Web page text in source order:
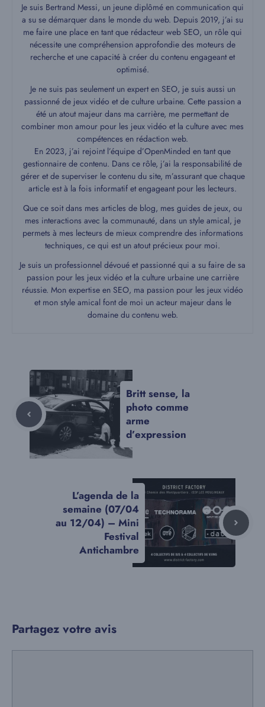
Je suis Bertrand Messi, un jeune diplômé en communication qui
a su se démarquer dans le monde du web. Depuis 2019, j’ai su
me faire une place en tant que rédacteur web SEO, un rôle qui
nécessite une compréhension approfondie des moteurs de
recherche et une capacité à créer du contenu engageant et
optimisé.
Je ne suis pas seulement un expert en SEO, je suis aussi un
passionné de jeux vidéo et de culture urbaine. Cette passion a
été un atout majeur dans ma carrière, me permettant de
combiner mon amour pour les jeux vidéo et la culture avec mes
compétences en rédaction web.
En 2023, j’ai rejoint l’équipe d’OpenMinded en tant que
gestionnaire de contenu. Dans ce rôle, j’ai la responsabilité de
gérer et de superviser le contenu du site, m’assurant que chaque
article est à la fois informatif et engageant pour les lecteurs.
Que ce soit dans mes articles de blog, mes guides de jeux, ou
mes interactions avec la communauté, dans un style amical, je
permets à mes lecteurs de mieux comprendre des informations
techniques, ce qui est un atout précieux pour moi.
Je suis un professionnel dévoué et passionné qui a su faire de sa
passion pour les jeux vidéo et la culture urbaine une carrière
réussie. Mon expertise en SEO, ma passion pour les jeux vidéo
et mon style amical font de moi un acteur majeur dans le
domaine du contenu web.
Britt sense, la
photo comme
arme
d’expression
L’agenda de la
semaine (07/04
au 12/04) – Mini
Festival
Antichambre
Partagez votre avis